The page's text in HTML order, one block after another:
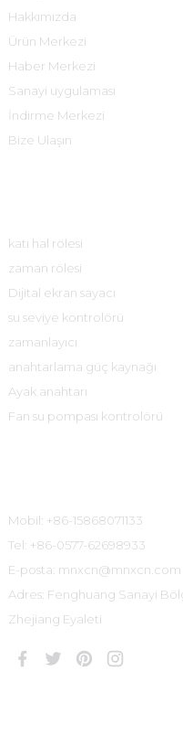
Hakkımızda
Ürün Merkezi
Haber Merkezi
Sanayi uygulaması
İndirme Merkezi
Bize Ulaşın
katı hal rölesi
zaman rölesi
Dijital ekran sayacı
su seviye kontrolörü
zamanlayıcı
anahtarlama güç kaynağı
Ayak anahtarı
Fan su pompası kontrolörü
Mobil: +86-15868071133
Tel: +86-0577-62698933
E-posta: mnxcn@mnxcn.com
Adres: Fenghuang Sanayi
Zhejiang Eyaleti